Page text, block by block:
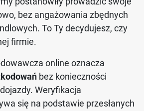
bez angażowania zbędnych
To Ty decydujesz, czy
firmie.
online oznacza
bez konieczności
Weryfikacja
się na podstawie przesłanych